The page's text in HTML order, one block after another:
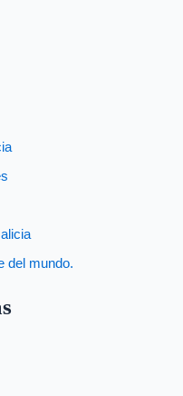
del mundo.